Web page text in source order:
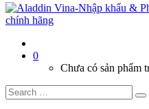
0
Chưa có sản phẩm